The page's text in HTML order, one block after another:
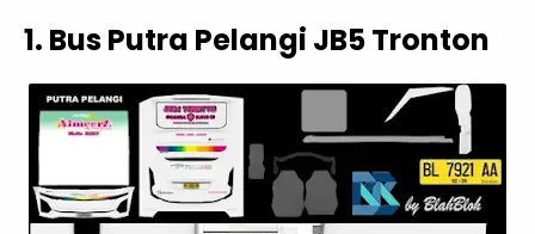
1. Bus Putra Pelangi JB5 Tronton